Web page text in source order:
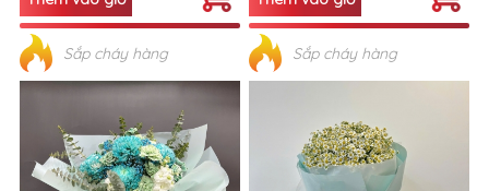
Sắp cháy hàng Sắp cháy hàng